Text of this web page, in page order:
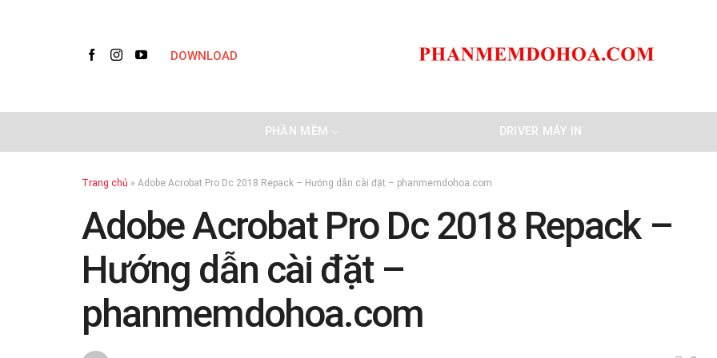
DOWNLOAD
PHẦN MỀM DRIVER MÁY IN
Trang chủ » Adobe Acrobat Pro Dc 2018 Repack – Hướng dẫn cài đặt – phanmemdohoa.com
Adobe Acrobat Pro Dc 2018 Repack –
Hướng dẫn cài đặt –
phanmemdohoa.com